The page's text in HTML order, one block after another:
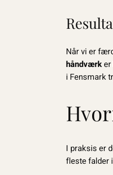
Når vi er
håndværk
i Fensmark
I praksis er
fleste falder